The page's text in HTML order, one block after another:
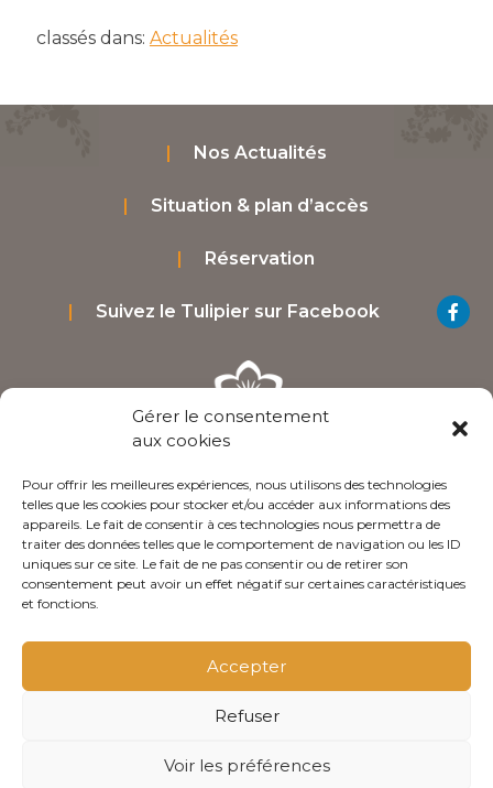
Gérer le consentement
aux cookies
Pour offrir les meilleures expériences, nous utilisons des technologies
telles que les cookies pour stocker et/ou accéder aux informations des
appareils. Le fait de consentir à ces technologies nous permettra de
traiter des données telles que le comportement de navigation ou les ID
uniques sur ce site. Le fait de ne pas consentir ou de retirer son
consentement peut avoir un effet négatif sur certaines caractéristiques
et fonctions.
Accepter
Refuser
Voir les préférences
classés dans: Actualités
Nos Actualités
Situation & plan d’accès
Réservation
Suivez le Tulipier sur Facebook
3 Rue Des Ecoles 41140 Noyers-sur-Cher Loir-et-
Cher - France
09 50 75 50 56 / 06 64 25 96 53‬
Nous contacter
Conditions générales de ventes
Politique de confidentialité
olivgraphic.com